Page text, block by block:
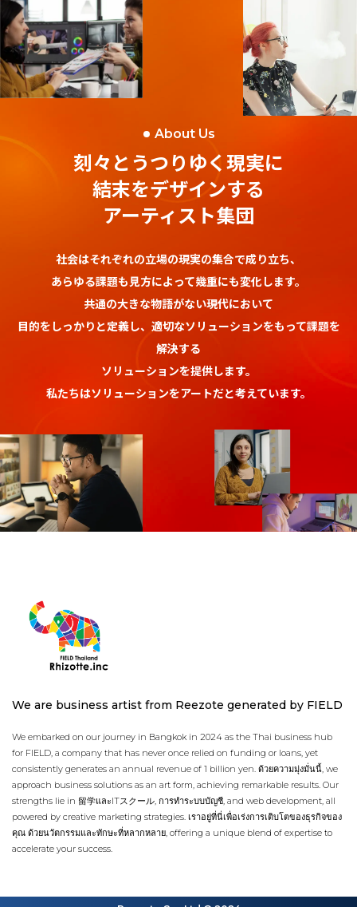
About Us
刻々とうつりゆく現実に
結末をデザインする
アーティスト集団
社会はそれぞれの立場の現実の集合で成り立ち、
あらゆる課題も見方によって幾重にも変化します。
共通の大きな物語がない現代において
目的をしっかりと定義し、適切なソリューションをもって課題を
解決する
ソリューションを提供します。
私たちはソリューションをアートだと考えています。
We are business artist from Reezote generated by FIELD
We embarked on our journey in Bangkok in 2024 as the Thai business hub
for FIELD, a company that has never once relied on funding or loans, yet
consistently generates an annual revenue of 1 billion yen. ด้วยความมุ่งมั่นนี้, we
approach business solutions as an art form, achieving remarkable results. Our
strengths lie in 留学และITスクール, การทำระบบบัญชี, and web development, all
powered by creative marketing strategies. เราอยู่ที่นี่เพื่อเร่งการเติบโตของธุรกิจของ
คุณ ด้วยนวัตกรรมและทักษะที่หลากหลาย, offering a unique blend of expertise to
accelerate your success.